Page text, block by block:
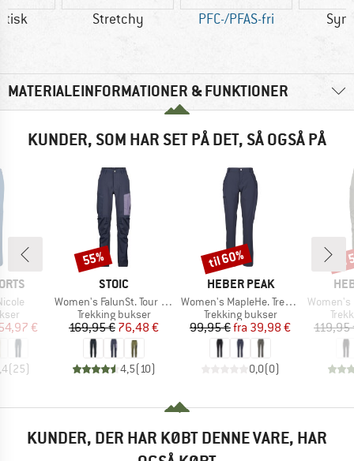
Stretchy PFC-/PFAS-fri
MATERIALEINFORMATIONER & FUNKTIONER
KUNDER, SOM HAR SET PÅ DET, SÅ OGSÅ PÅ
pris
€
(25)
MÆRKE
STOIC
Artikel
Women's FalunSt. Tour Pants Light
Produktgruppe
Trekking bukser
Pris
169,95 €Nedsat pris
76,48 €
4,5( 10)
Rabat
55%
MÆRKE
HEBER PEAK
Artikel
Women's MapleHe. Trekking Pants
Produktgruppe
Trekking bukser
Pris
99,95 € Nedsat pris
fra 39,98 €
0,0(0)
Rabat
til 60%
Artikel
Women's
119,95
KUNDER, DER HAR KØBT DENNE VARE, HAR